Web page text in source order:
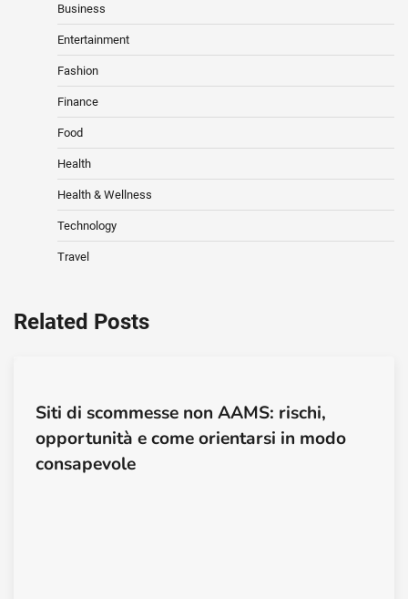
Business
Entertainment
Fashion
Finance
Food
Health
Health & Wellness
Technology
Travel
Related Posts
Siti di scommesse non AAMS: rischi,
opportunità e come orientarsi in modo
consapevole